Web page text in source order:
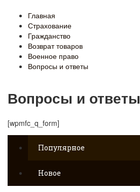
Главная
Страхование
Гражданство
Возврат товаров
Военное право
Вопросы и ответы
Вопросы и ответы
[wpmfc_q_form]
Популярное
Новое